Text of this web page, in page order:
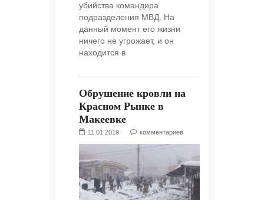
убийства командира
подразделения МВД. На
данный момент его жизни
ничего не угрожает, и он
находится в
Обрушение кровли на
Красном Рынке в
Макеевке
11.01.2019 комментариев